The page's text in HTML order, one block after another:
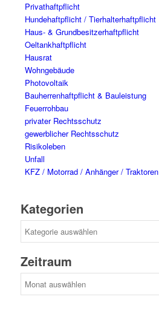
Privathaftpflicht
Hundehaftpflicht / Tierhalterhaftpflicht
Haus- & Grundbesitzerhaftpflicht
Oeltankhaftpflicht
Hausrat
Wohngebäude
Photovoltaik
Bauherrenhaftpflicht & Bauleistung
Feuerrohbau
privater Rechtsschutz
gewerblicher Rechtsschutz
Risikoleben
Unfall
KFZ / Motorrad / Anhänger / Traktoren
Kategorien
Zeitraum